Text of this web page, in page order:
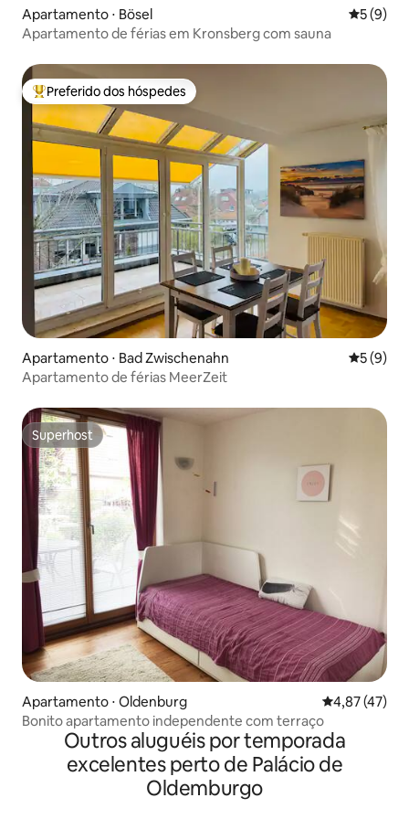
Apartamento ⋅ Bösel 5 de
5 (9)
Apartamento de férias em Kronsberg com sauna
Entre os melhores preferidos dos hóspedes
Preferido dos hóspedes
Apartamento ⋅ Bad Zwischenahn 5 de
5 (9)
Apartamento de férias MeerZeit
Superhost
Superhost
Apartamento ⋅ Oldenburg 4,87 de uma
4,87 (47)
Bonito apartamento independente com terraço
Outros aluguéis por temporada
excelentes perto de Palácio de
Oldemburgo